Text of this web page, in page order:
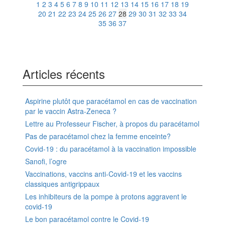
1 2 3 4 5 6 7 8 9 10 11 12 13 14 15 16 17 18 19
20 21 22 23 24 25 26 27 28 29 30 31 32 33 34
35 36 37
Articles récents
Aspirine plutôt que paracétamol en cas de vaccination
par le vaccin Astra-Zeneca ?
Lettre au Professeur Fischer, à propos du paracétamol
Pas de paracétamol chez la femme enceinte?
Covid-19 : du paracétamol à la vaccination impossible
Sanofi, l’ogre
Vaccinations, vaccins anti-Covid-19 et les vaccins
classiques antigrippaux
Les inhibiteurs de la pompe à protons aggravent le
covid-19
Le bon paracétamol contre le Covid-19